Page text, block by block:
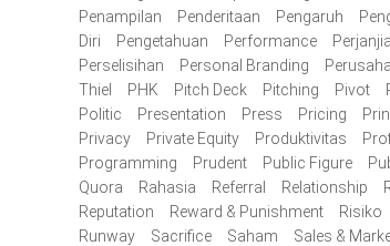
Penampilan
Penderitaan Pengaruh
Diri
Pengetahuan Performance
Perselisihan
Personal Branding
Thiel
PHK Pitch Deck Pitching Pivot
Politic
Presentation Press Pricing
Privacy
Private Equity Produktivitas
Programming
Prudent Public Figure
Quora
Rahasia Referral Relationship
Reputation
Reward & Punishment Risiko
Runway
Sacrifice Saham Sales &